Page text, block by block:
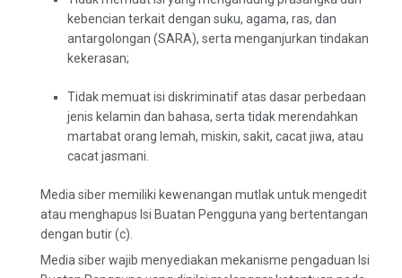
kebencian terkait dengan suku, agama, ras, dan
antargolongan (SARA), serta menganjurkan tindakan
kekerasan;
Tidak memuat isi diskriminatif atas dasar perbedaan
jenis kelamin dan bahasa, serta tidak merendahkan
martabat orang lemah, miskin, sakit, cacat jiwa, atau
cacat jasmani.
Media siber memiliki kewenangan mutlak untuk mengedit
atau menghapus Isi Buatan Pengguna yang bertentangan
dengan butir (c).
Media siber wajib menyediakan mekanisme pengaduan Isi